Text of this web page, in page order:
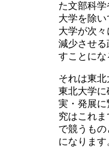
た文部科
大学を除
大学が次
減少させ
すことにな
それは東
東北大学
実・発展
究はこれ
で競うも
になります